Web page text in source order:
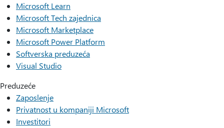
Microsoft Learn
Microsoft Tech zajednica
Microsoft Marketplace
Microsoft Power Platform
Softverska preduzeća
Visual Studio
Preduzeće
Zaposlenje
Privatnost u kompaniji Microsoft
Investitori